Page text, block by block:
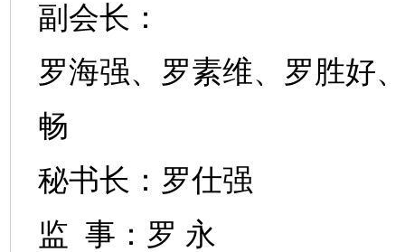
副会长：
罗海强、罗素维、罗胜好
畅
秘书长：罗仕强
监 事：罗 永